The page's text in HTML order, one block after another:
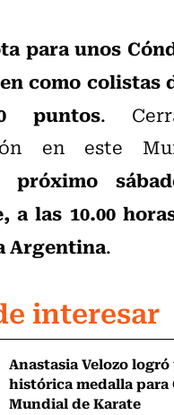
para unos
como colistas
puntos.
en este
próximo
a las 10.00
Argentina.
interesar
Anastasia Velozo logró
histórica medalla para
Mundial de Karate